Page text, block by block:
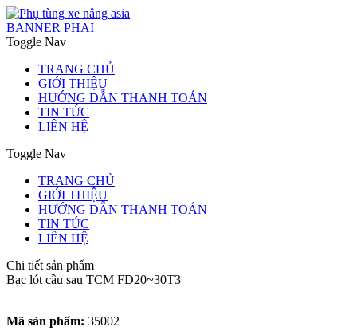
BANNER PHAI
Toggle Nav
TRANG CHỦ
GIỚI THIỆU
HƯỚNG DẪN THANH TOÁN
TIN TỨC
LIÊN HỆ
Toggle Nav
TRANG CHỦ
GIỚI THIỆU
HƯỚNG DẪN THANH TOÁN
TIN TỨC
LIÊN HỆ
Chi tiết sản phẩm
Bạc lót cầu sau TCM FD20~30T3
Mã sản phẩm: 35002